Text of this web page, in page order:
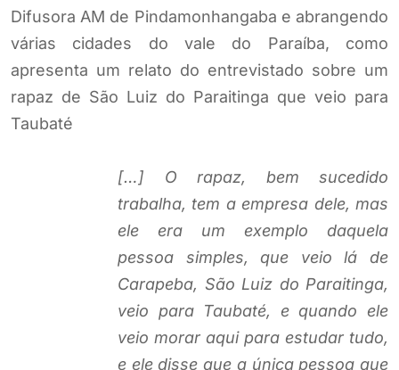
Difusora AM de Pindamonhangaba e abrangendo
várias cidades do vale do Paraíba, como
apresenta um relato do entrevistado sobre um
rapaz de São Luiz do Paraitinga que veio para
Taubaté
[…] O rapaz, bem sucedido
trabalha, tem a empresa dele, mas
ele era um exemplo daquela
pessoa simples, que veio lá de
Carapeba, São Luiz do Paraitinga,
veio para Taubaté, e quando ele
veio morar aqui para estudar tudo,
e ele disse que a única pessoa que